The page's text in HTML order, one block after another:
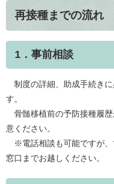
再接種までの流れ
1．事前相談
制度の詳細、助成手続きに
す。
骨髄移植前の予防接種履
意ください。
※電話相談も可能ですが、
窓口までお越しください。